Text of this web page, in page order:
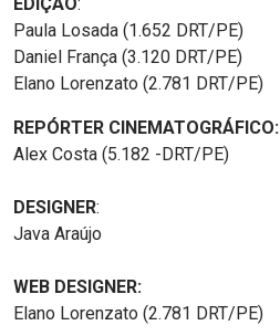
Paula Losada (1.652 DRT/PE)
Daniel França (3.120 DRT/PE)
Elano Lorenzato (2.781 DRT/PE)
REPÓRTER CINEMATOGRÁFICO:
Alex Costa (5.182 -DRT/PE)
DESIGNER:
Java Araújo
WEB DESIGNER:
Elano Lorenzato (2.781 DRT/PE)